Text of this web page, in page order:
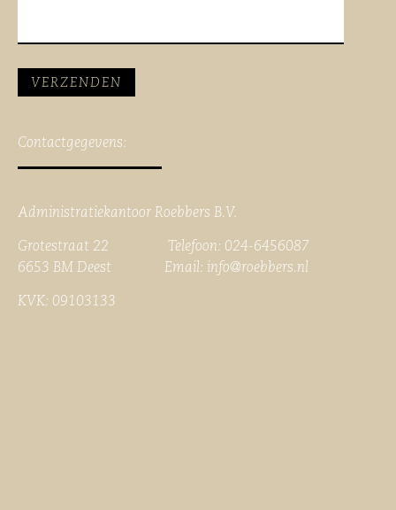
Contactgegevens:
Administratiekantoor Roebbers B.V.
Grotestraat 22 Telefoon: 024-6456087
6653 BM Deest Email: info@roebbers.nl
KVK: 09103133